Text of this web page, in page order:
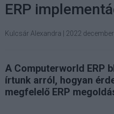
ERP
Kulcsár Alexandra 2022 december
A Computerworld ERP
írtunk arról, hogyan
megfelelő ERP